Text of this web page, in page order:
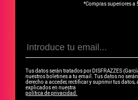
*Compras superiores a
Tus datos serán tratados por DISFRAZZES
nuestros boletines a tu email. Tus datos no
derecho a acceder, rectificar y suprimir tus
explicados en nuestra
política de privacidad.